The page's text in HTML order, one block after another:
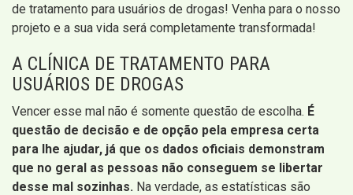
de tratamento para usuários de drogas! Venha para o nosso
projeto e a sua vida será completamente transformada!
A CLÍNICA DE TRATAMENTO PARA
USUÁRIOS DE DROGAS
Vencer esse mal não é somente questão de escolha. É
questão de decisão e de opção pela empresa certa
para lhe ajudar, já que os dados oficiais demonstram
que no geral as pessoas não conseguem se libertar
desse mal sozinhas. Na verdade, as estatísticas são